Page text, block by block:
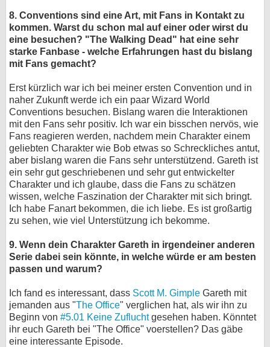
8. Conventions sind eine Art, mit Fans in Kontakt zu
kommen. Warst du schon mal auf einer oder wirst du
eine besuchen? "The Walking Dead" hat eine sehr
starke Fanbase - welche Erfahrungen hast du bislang
mit Fans gemacht?
Erst kürzlich war ich bei meiner ersten Convention und in
naher Zukunft werde ich ein paar Wizard World
Conventions besuchen. Bislang waren die Interaktionen
mit den Fans sehr positiv. Ich war ein bisschen nervös, wie
Fans reagieren werden, nachdem mein Charakter einem
geliebten Charakter wie Bob etwas so Schreckliches antut,
aber bislang waren die Fans sehr unterstützend. Gareth ist
ein sehr gut geschriebenen und sehr gut entwickelter
Charakter und ich glaube, dass die Fans zu schätzen
wissen, welche Faszination der Charakter mit sich bringt.
Ich habe Fanart bekommen, die ich liebe. Es ist großartig
zu sehen, wie viel Unterstützung ich bekomme.
9. Wenn dein Charakter Gareth in irgendeiner anderen
Serie dabei sein könnte, in welche würde er am besten
passen und warum?
Ich fand es interessant, dass Scott M. Gimple Gareth mit
jemanden aus "The Office" verglichen hat, als wir ihn zu
Beginn von #5.01 Keine Zufluchtgesehen haben. Könntet
ihr euch Gareth bei "The Office" voerstellen? Das gäbe
eine interessante Episode.